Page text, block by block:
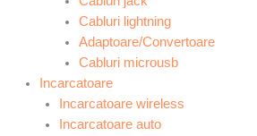
Cabluri lightning
Adaptoare/Convertoare
Cabluri microusb
Incarcatoare
Incarcatoare wireless
Incarcatoare auto